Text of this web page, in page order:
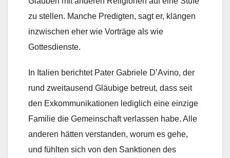
zu stellen. Manche Predigten, sagt er, klängen
inzwischen eher wie Vorträge als wie
Gottesdienste.
In Italien berichtet Pater Gabriele D’Avino, der
rund zweitausend Gläubige betreut, dass seit
den Exkommunikationen lediglich eine einzige
Familie die Gemeinschaft verlassen habe. Alle
anderen hätten verstanden, worum es gehe,
und fühlten sich von den Sanktionen des